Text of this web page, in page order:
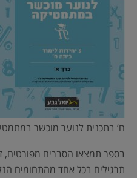
ח’ בתכנית לנוער מוכשר
בספר תמצאו הסברים מפורטים,
תרגילים בכל אחד מהתחומים